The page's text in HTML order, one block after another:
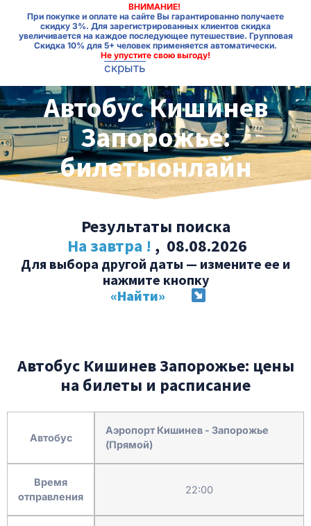
ВНИМАНИЕ!
При покупке и оплате на сайте Вы гарантированно получаете
скидку 3%. Для зарегистрированных клиентов скидка
увеличивается на каждое последующее путешествие. Групповая
Скидка 10% для 5+ человек применяется автоматически.
Не упустите свою выгоду!
скрыть
Автобус Кишинев
Запорожье:
билетыонлайн
Результаты поиска
На завтра ! , 08.08.2026
Для выбора другой даты — измените ее и
нажмите кнопку
«Найти»
Автобус Кишинев Запорожье: цены
на билеты и расписание
Автобус
Время
отправления
Аэропорт Кишинев - Запорожье
(Прямой)
22:00